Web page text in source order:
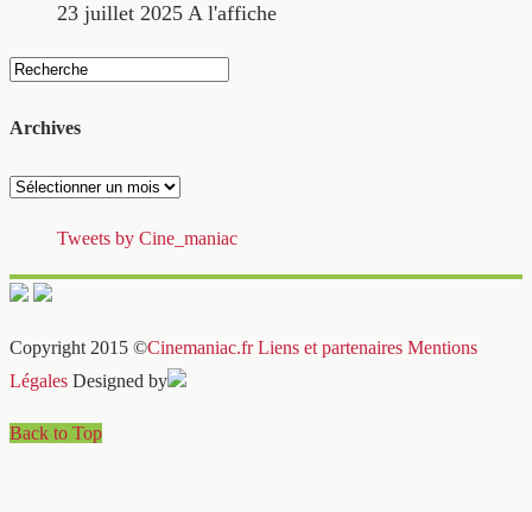
23 juillet 2025 A l'affiche
Archives
Archives
Tweets by Cine_maniac
Copyright 2015 ©Cinemaniac.fr Liens et partenaires Mentions
Légales Designed by
Back to Top